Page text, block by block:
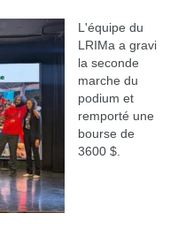
L'équipe du
LRIMa a gravi
la seconde
marche du
podium et
remporté une
bourse de
3600 $.